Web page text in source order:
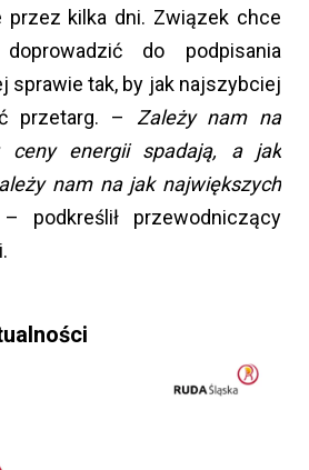
kilka dni. Związek chce
do podpisania
sprawie tak, by jak najszybciej
przetarg. – Zależy nam na
ceny energii spadają, a jak
nam na jak największych
podkreślił przewodniczący